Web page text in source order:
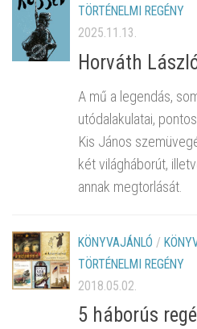
TÖRTÉNELMI REGÉNY
2025.11.13.
Horváth
A mű a legendás,
utódalakulatai,
Kis János
két világháborút,
annak megtorlását.
KÖNYVAJÁNLÓ /
TÖRTÉNELMI REGÉNY
2018.05.02.
5 háborús